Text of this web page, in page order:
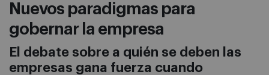
Nuevos paradigmas para
gobernar la empresa
El debate sobre a quién se deben las
empresas gana fuerza cuando